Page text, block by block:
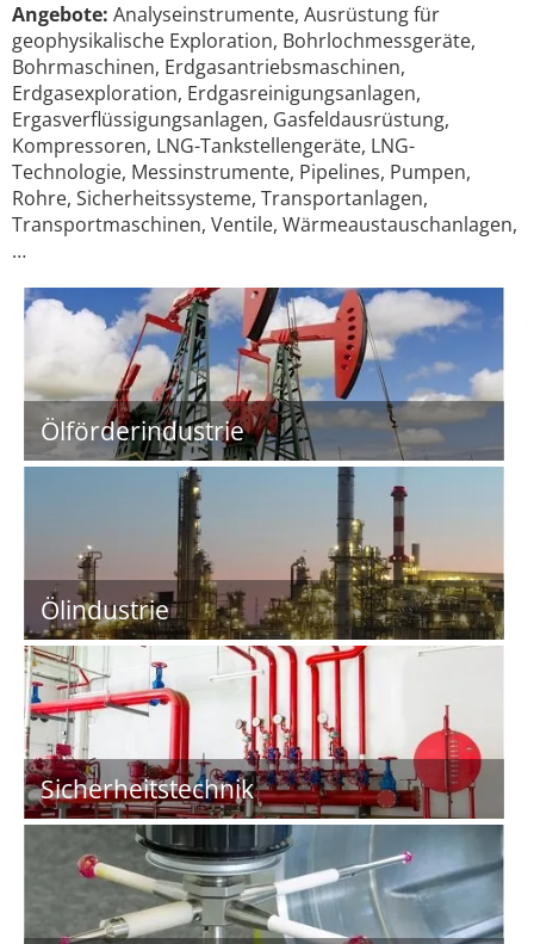
Angebote: Analyseinstrumente, Ausrüstung für
geophysikalische Exploration, Bohrlochmessgeräte,
Bohrmaschinen, Erdgasantriebsmaschinen,
Erdgasexploration, Erdgasreinigungsanlagen,
Ergasverflüssigungsanlagen, Gasfeldausrüstung,
Kompressoren, LNG-Tankstellengeräte, LNG-
Technologie, Messinstrumente, Pipelines, Pumpen,
Rohre, Sicherheitssysteme, Transportanlagen,
Transportmaschinen, Ventile, Wärmeaustauschanlagen,
…
Ölförderindustrie
Ölindustrie
Sicherheitstechnik